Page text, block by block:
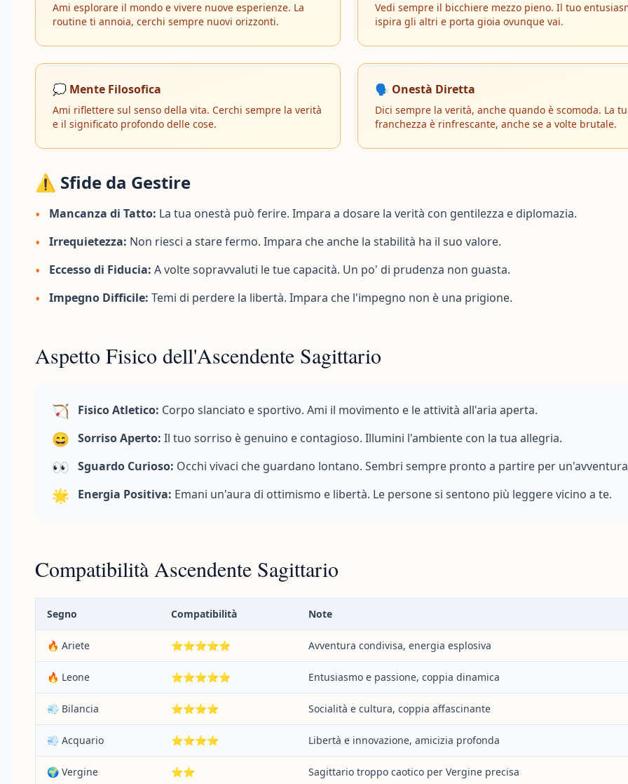
Ami esplorare il mondo e vivere nuove esperienze. La
routine ti annoia, cerchi sempre nuovi orizzonti.
Vedi sempre il bicchiere mezzo pieno. Il tuo
ispira gli altri e porta gioia ovunque vai.
💭 Mente Filosofica
Ami riflettere sul senso della vita. Cerchi sempre la verità
e il significato profondo delle cose.
🗣️ Onestà Diretta
Dici sempre la verità, anche quando è scomoda. La
franchezza è rinfrescante, anche se a volte brutale.
⚠️ Sfide da Gestire
• Mancanza di Tatto: La tua onestà può ferire. Impara a dosare la verità con gentilezza e diplomazia.
• Irrequietezza: Non riesci a stare fermo. Impara che anche la stabilità ha il suo valore.
• Eccesso di Fiducia: A volte sopravvaluti le tue capacità. Un po' di prudenza non guasta.
• Impegno Difficile: Temi di perdere la libertà. Impara che l'impegno non è una prigione.
Aspetto Fisico dell'Ascendente Sagittario
🏹 Fisico Atletico: Corpo slanciato e sportivo. Ami il movimento e le attività all'aria aperta.
😄 Sorriso Aperto: Il tuo sorriso è genuino e contagioso. Illumini l'ambiente con la tua allegria.
👀 Sguardo Curioso: Occhi vivaci che guardano lontano. Sembri sempre pronto a partire per
🌟 Energia Positiva: Emani un'aura di ottimismo e libertà. Le persone si sentono più leggere vicino a te.
Compatibilità Ascendente Sagittario
Segno Compatibilità Note
🔥 Ariete ⭐⭐⭐⭐⭐ Avventura condivisa, energia esplosiva
🔥 Leone ⭐⭐⭐⭐⭐ Entusiasmo e passione, coppia dinamica
💨 Bilancia ⭐⭐⭐⭐ Socialità e cultura, coppia affascinante
💨 Acquario ⭐⭐⭐⭐ Libertà e innovazione, amicizia profonda
🌍 Vergine ⭐⭐ Sagittario troppo caotico per Vergine precisa